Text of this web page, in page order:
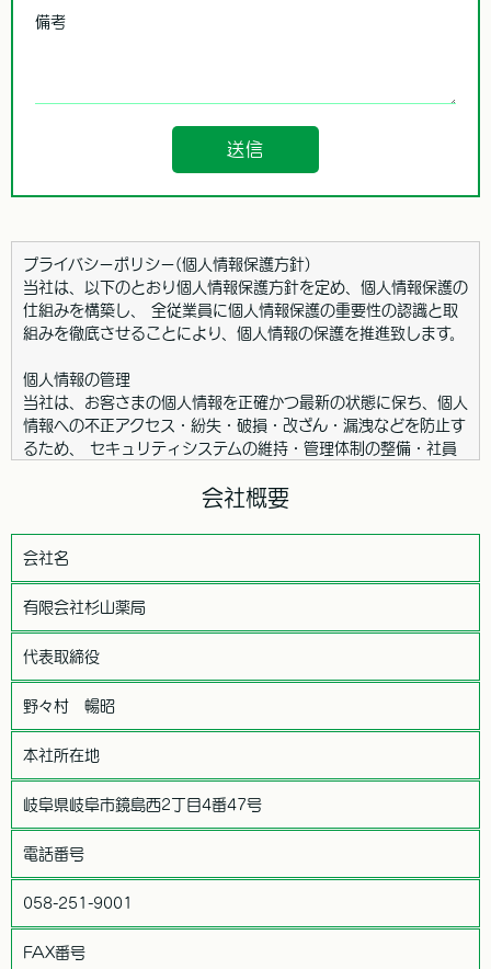
備考
送信
プライバシーポリシー(個人情報保護方針)
当社は、以下のとおり個人情報保護方針を定め、個人情報保護の
仕組みを構築し、 全従業員に個人情報保護の重要性の認識と取
組みを徹底させることにより、個人情報の保護を推進致します。
個人情報の管理
当社は、お客さまの個人情報を正確かつ最新の状態に保ち、個人
情報への不正アクセス・紛失・破損・改ざん・漏洩などを防止す
るため、 セキュリティシステムの維持・管理体制の整備・社員
厳重な管理を行ないます。
お客さまからお預かりした個人情報は、当社からのご連絡や業務
のご案内やご質問に対する回答として、電子メールや資料のご送
付に利用いたします。
個人情報の第三者への開示・提供の禁止
当社は、お客さまよりお預かりした個人情報を適切に管理し、次
のいずれかに該当する場合を除き、個人情報を第三者に開示いた
・お客さまが希望されるサービスを行なうために当社が業務を委
託する業者に対して開示する場合
個人情報の安全対策
ィに万全の対策を講じています。
ご本人の照会
会社概要
会社名
有限会社杉山薬局
代表取締役
野々村 暢昭
本社所在地
岐阜県岐阜市鏡島西2丁目4番47号
電話番号
058-251-9001
FAX番号